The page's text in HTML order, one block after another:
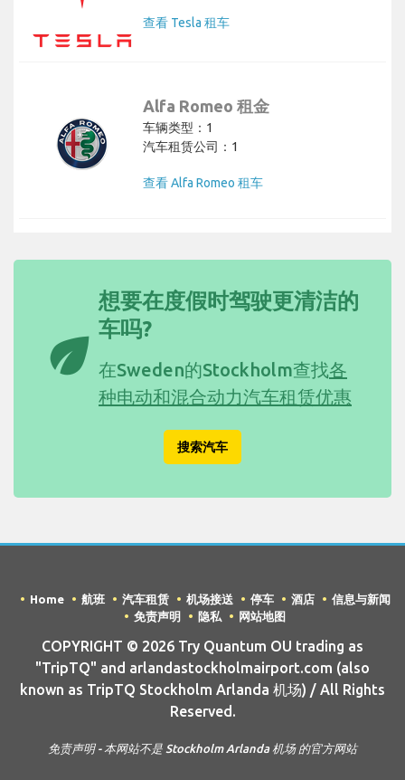
查看 Tesla 租车
Alfa Romeo 租金
车辆类型：1
汽车租赁公司：1
查看 Alfa Romeo 租车
eco
想要在度假时驾驶更清洁的
车吗?
在Sweden的Stockholm查找各
种电动和混合动力汽车租赁优惠
搜索汽车
Home 航班 汽车租赁 机场接送 停车 酒店
信息与新闻
免责声明
隐私 网站地图
COPYRIGHT © 2026 Try Quantum OU trading as
"TripTQ" and arlandastockholmairport.com (also
known as TripTQ Stockholm Arlanda 机场) / All Rights
Reserved.
免责声明 - 本网站不是 Stockholm Arlanda 机场 的官方网站